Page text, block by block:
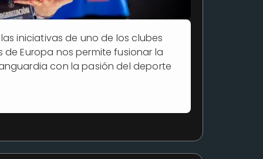
iniciativas de uno de los clubes
de Europa nos permite fusionar la
con la pasión del deporte